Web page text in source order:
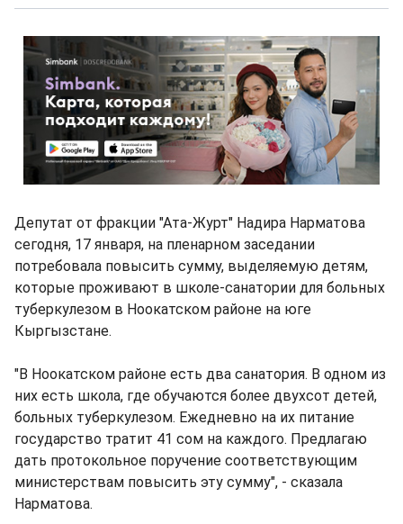
Депутат от фракции "Ата-Журт" Надира Нарматова
сегодня, 17 января, на пленарном заседании
потребовала повысить сумму, выделяемую детям,
которые проживают в школе-санатории для больных
туберкулезом в Ноокатском районе на юге
Кыргызстане.
"В Ноокатском районе есть два санатория. В одном из
них есть школа, где обучаются более двухсот детей,
больных туберкулезом. Ежедневно на их питание
государство тратит 41 сом на каждого. Предлагаю
дать протокольное поручение соответствующим
министерствам повысить эту сумму", - сказала
Нарматова.